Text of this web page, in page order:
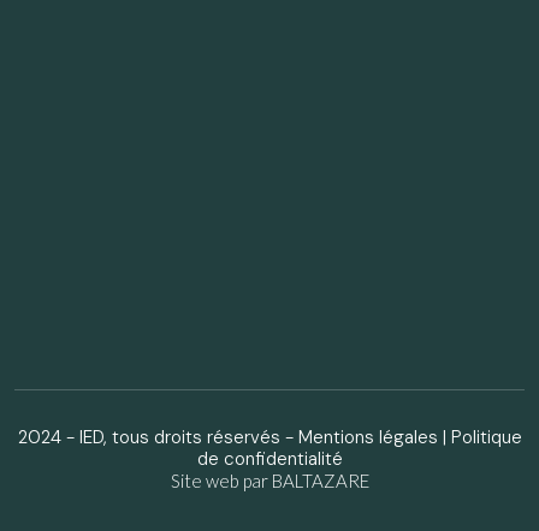
2024 - IED, tous droits réservés - Mentions légales | Politique
de confidentialité
Site web par BALTAZARE